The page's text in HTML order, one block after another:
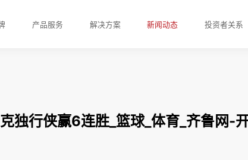
产品服务 解决方案 新闻动态 投资者关系
独行侠赢6连胜_篮球_体育_齐鲁网-